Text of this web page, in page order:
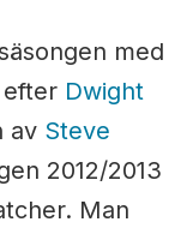
med
efter Dwight
av Steve
2012/2013
Man